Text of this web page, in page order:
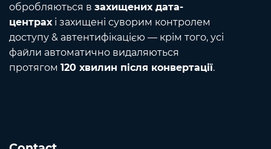
обробляються в захищених дата-
центрахі захищені суворим контролем
доступу & автентифікацією — крім того, усі
файли автоматично видаляються
протягом 120 хвилин після конвертації.